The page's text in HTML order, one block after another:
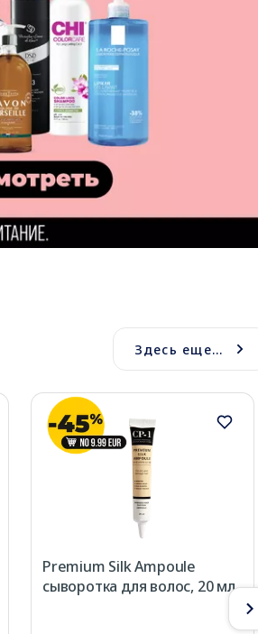
Здесь еще...
Premium Silk Ampoule
сыворотка для волос, 20 мл